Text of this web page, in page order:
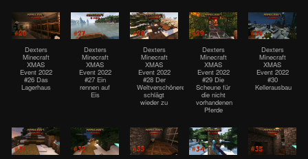
Dexters
Minecraft
XMAS
Event 2022
#26 Das
Lagerhaus
Dexters
Minecraft
XMAS
Event 2022
#27 Ein
rennen auf
Eis
Dexters
Minecraft
XMAS
Event 2022
#28 Der
Weltverschönerer
schlägt
wieder zu
Dexters
Minecraft
XMAS
Event 2022
#29 Die
Scheune für
die nicht
vorhandenen
Pferde
Dexters
Minecraft
XMAS
Event 2022
#30
Kellerausbau